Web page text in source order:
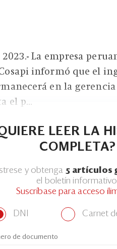
La empresa
informó que el
en la
el p...
LEER LA
COMPLETA?
y obtenga 5 artículos
el boletín
Suscríbase para acceso
DNI Carnet